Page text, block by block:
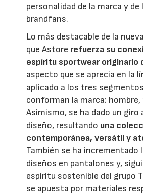
personalidad de la marca y de
brandfans.
Lo más destacable de la
que Astore refuerza su
espíritu sportwear originario
aspecto que se aprecia en la
aplicado a los tres
conforman la marca: hombre,
Asimismo, se ha dado un giro
diseño, resultando una
contemporánea, versátil y
También se ha incrementado
diseños en pantalones y,
espíritu sostenible del grupo
se apuesta por materiales